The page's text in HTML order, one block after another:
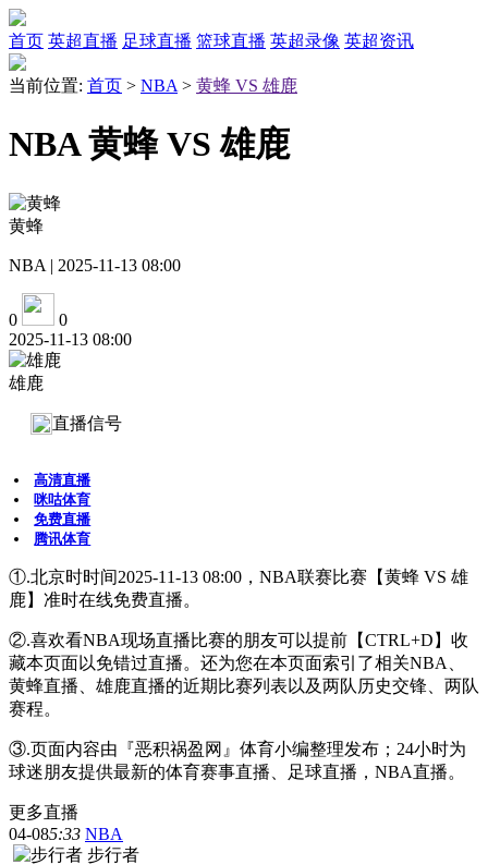
首页 英超直播 足球直播 篮球直播 英超录像 英超资讯
当前位置: 首页 > NBA > 黄蜂 VS 雄鹿
NBA 黄蜂 VS 雄鹿
黄蜂
NBA | 2025-11-13 08:00
0
0
2025-11-13 08:00
雄鹿
直播信号
高清直播
咪咕体育
免费直播
腾讯体育
①.北京时时间2025-11-13 08:00，NBA联赛比赛【黄蜂 VS 雄
鹿】准时在线免费直播。
②.喜欢看NBA现场直播比赛的朋友可以提前【CTRL+D】收
藏本页面以免错过直播。还为您在本页面索引了相关NBA、
黄蜂直播、雄鹿直播的近期比赛列表以及两队历史交锋、两队
赛程。
③.页面内容由『恶积祸盈网』体育小编整理发布；24小时为
球迷朋友提供最新的体育赛事直播、足球直播，NBA直播。
更多直播
04-085:33 NBA
步行者